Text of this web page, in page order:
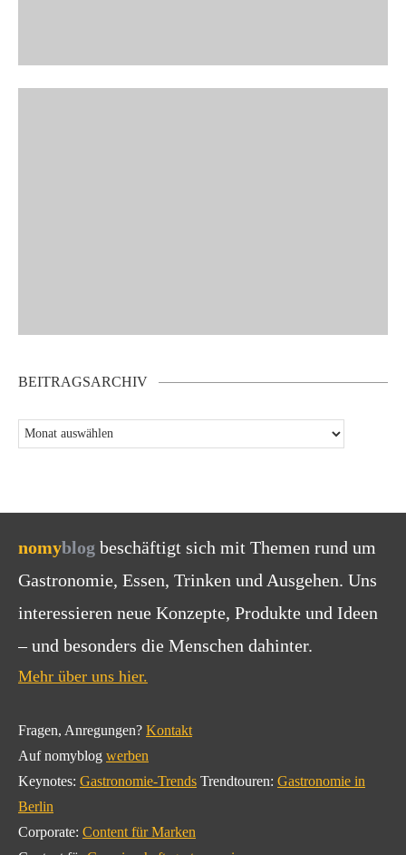
BEITRAGSARCHIV
nomyblog beschäftigt sich mit Themen rund um
Gastronomie, Essen, Trinken und Ausgehen. Uns
interessieren neue Konzepte, Produkte und Ideen
– und besonders die Menschen dahinter.
Mehr über uns hier.
Fragen, Anregungen? Kontakt
Auf nomyblog werben
Keynotes: Gastronomie-Trends Trendtouren: Gastronomie in
Berlin
Corporate: Content für Marken